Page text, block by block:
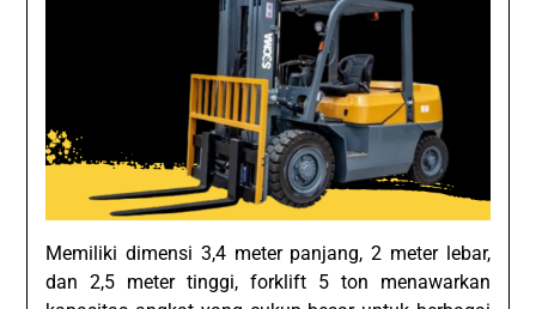
Memiliki dimensi 3,4 meter panjang, 2 meter lebar,
dan 2,5 meter tinggi, forklift 5 ton menawarkan